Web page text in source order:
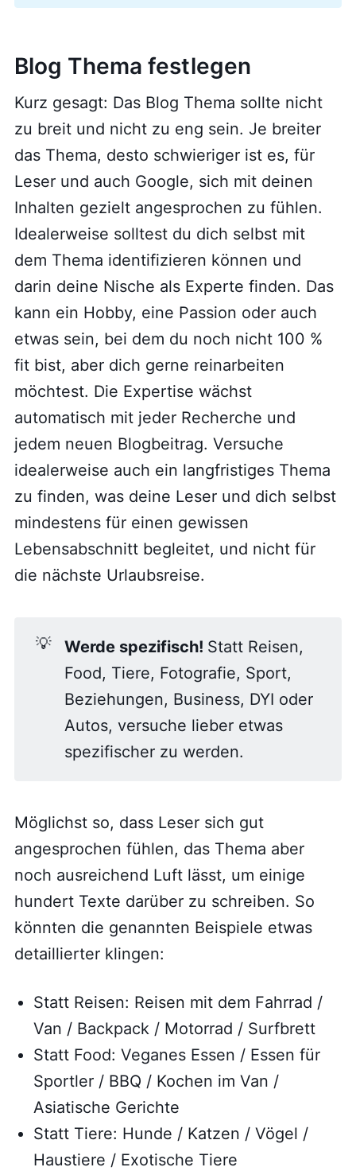
Blog Thema festlegen
Kurz gesagt: Das Blog Thema sollte nicht
zu breit und nicht zu eng sein. Je breiter
das Thema, desto schwieriger ist es, für
Leser und auch Google, sich mit deinen
Inhalten gezielt angesprochen zu fühlen.
Idealerweise solltest du dich selbst mit
dem Thema identifizieren können und
darin deine Nische als Experte finden. Das
kann ein Hobby, eine Passion oder auch
etwas sein, bei dem du noch nicht 100 %
fit bist, aber dich gerne reinarbeiten
möchtest. Die Expertise wächst
automatisch mit jeder Recherche und
jedem neuen Blogbeitrag. Versuche
idealerweise auch ein langfristiges Thema
zu finden, was deine Leser und dich selbst
mindestens für einen gewissen
Lebensabschnitt begleitet, und nicht für
die nächste Urlaubsreise.
💡 Werde spezifisch! Statt Reisen,
Food, Tiere, Fotografie, Sport,
Beziehungen, Business, DYI oder
Autos, versuche lieber etwas
spezifischer zu werden.
Möglichst so, dass Leser sich gut
angesprochen fühlen, das Thema aber
noch ausreichend Luft lässt, um einige
hundert Texte darüber zu schreiben. So
könnten die genannten Beispiele etwas
detaillierter klingen:
Statt Reisen: Reisen mit dem Fahrrad /
Van / Backpack / Motorrad / Surfbrett
Statt Food: Veganes Essen / Essen für
Sportler / BBQ / Kochen im Van /
Asiatische Gerichte
Statt Tiere: Hunde / Katzen / Vögel /
Haustiere / Exotische Tiere